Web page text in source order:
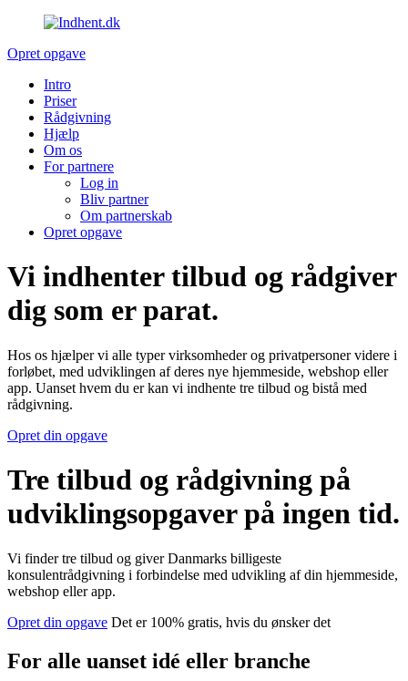
Opret opgave
Intro
Priser
Rådgivning
Hjælp
Om os
For partnere
Log in
Bliv partner
Om partnerskab
Opret opgave
Vi indhenter tilbud og rådgiver
dig som erparat.
Hos os hjælper vi alle typer virksomheder og privatpersoner videre i
forløbet, med udviklingen af deres nye hjemmeside, webshop eller
app. Uanset hvem du er kan vi indhente tre tilbud og bistå med
rådgivning.
Opret din opgave
Tre tilbud og rådgivning på
udviklingsopgaver på ingen tid.
Vi finder tre tilbud og giver Danmarks billigeste
konsulentrådgivning i forbindelse med udvikling af din hjemmeside,
webshop eller app.
Opret din opgave Det er 100% gratis, hvis du ønsker det
For alle uanset idé eller branche